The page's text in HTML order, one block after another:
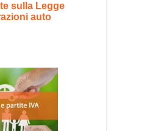
sulla Legge
auto